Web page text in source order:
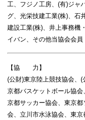
工、フジノ工房、(有)ジャ
グ、光栄技建工業(株)、石
建設工業(株)、井上事務機
イバン、その他当協会会員
【協 力】
(公財)東京陸上競技協会、
京都バスケットボール協
京都サッカー協会、東京
会、立川市水泳協会、東